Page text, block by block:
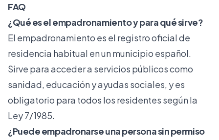
FAQ
¿Qué es el empadronamiento y para qué sirve?
El empadronamiento es el registro oficial de
residencia habitual en un municipio español.
Sirve para acceder a servicios públicos como
sanidad, educación y ayudas sociales, y es
obligatorio para todos los residentes según la
Ley 7/1985.
¿Puede empadronarse una persona sin permiso